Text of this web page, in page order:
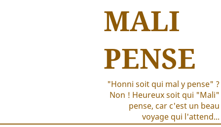
MALI
PENSE
"Honni soit qui mal y pense" ?
Non ! Heureux soit qui "Mali"
pense, car c'est un beau
voyage qui l'attend...